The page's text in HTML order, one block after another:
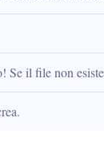
Se il file non